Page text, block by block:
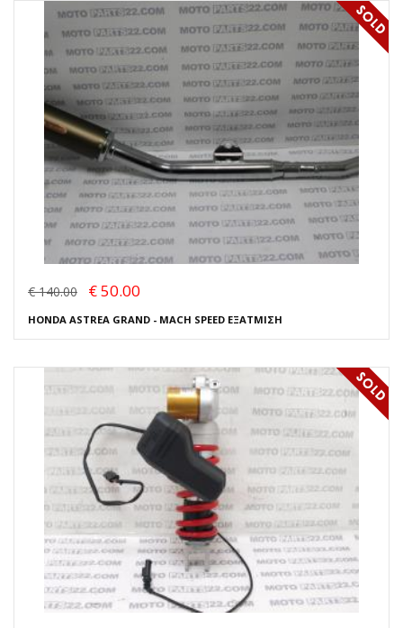
€ 140.00 € 50.00
HONDA ASTREA GRAND - MACH SPEED ΕΞΑΤΜΙΣΗ